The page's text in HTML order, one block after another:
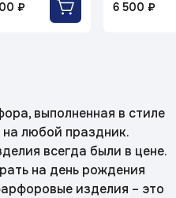
вы соглашаетесь
весны»
цветок»
«Царский
«Тропики»
₽
6 500 ₽
выполненная в стиле
любой праздник.
всегда были в цене.
на день рождения
изделия – это